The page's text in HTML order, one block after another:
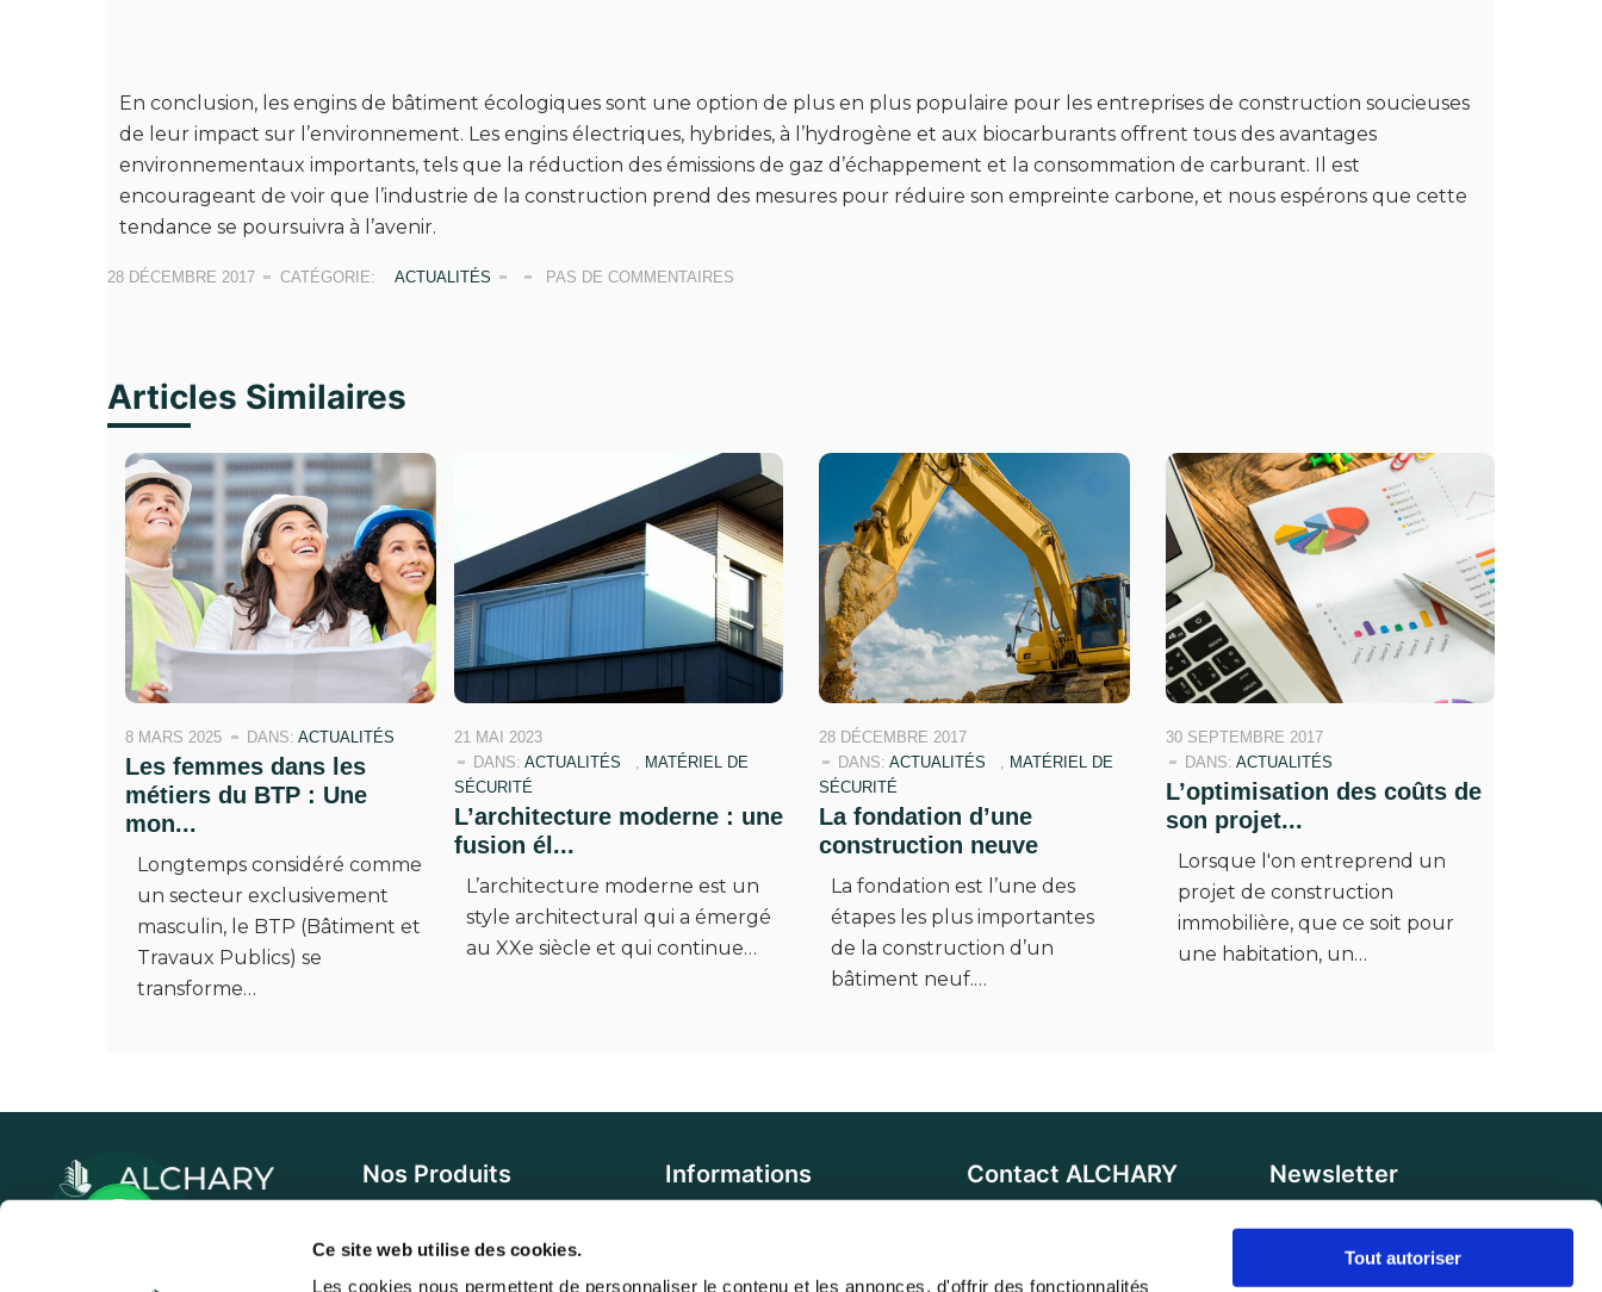
Ce site web utilise des cookies.
Les cookies nous permettent de personnaliser le contenu et les annonces, d'offrir des fonctionnalités
Tout autoriser
En conclusion, les engins de bâtiment écologiques sont une option de plus en plus populaire pour les entreprises de construction soucieuses
de leur impact sur l’environnement. Les engins électriques, hybrides, à l’hydrogène et aux biocarburants offrent tous des avantages
environnementaux importants, tels que la réduction des émissions de gaz d’échappement et la consommation de carburant. Il est
encourageant de voir que l’industrie de la construction prend des mesures pour réduire son empreinte carbone, et nous espérons que cette
tendance se poursuivra à l’avenir.
28 DÉCEMBRE 2017 CATÉGORIE: ACTUALITÉS PAS DE COMMENTAIRES
Articles Similaires
8 MARS 2025 DANS: ACTUALITÉS
Les femmes dans les
métiers du BTP : Une
mon...
Longtemps considéré comme
un secteur exclusivement
masculin, le BTP (Bâtiment et
Travaux Publics) se
transforme…
21 MAI 2023
DANS: ACTUALITÉS , MATÉRIEL DE
SÉCURITÉ
L’architecture moderne : une
fusion él...
L’architecture moderne est un
style architectural qui a émergé
au XXe siècle et qui continue…
28 DÉCEMBRE 2017
DANS: ACTUALITÉS , MATÉRIEL DE
SÉCURITÉ
La fondation d’une
construction neuve
La fondation est l’une des
étapes les plus importantes
de la construction d’un
bâtiment neuf.…
30 SEPTEMBRE 2017
DANS: ACTUALITÉS
L’optimisation des coûts de
son projet...
Lorsque l'on entreprend un
projet de construction
immobilière, que ce soit pour
une habitation, un…
Nos Produits Informations Contact ALCHARY Newsletter
Votre e-mail sera utilisé pour
vous envoyer nos newsletters et
offres, avec désinscription à tout